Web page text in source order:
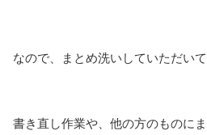
なので、まとめ洗いしていただい
書き直し作業や、他の方のものに